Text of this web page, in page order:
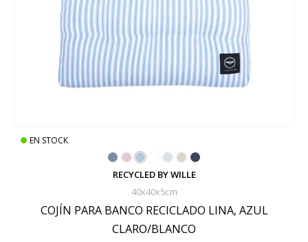
EN STOCK
RECYCLED BY WILLE
40x40x5cm
COJÍN PARA BANCO RECICLADO LINA, AZUL
CLARO/BLANCO